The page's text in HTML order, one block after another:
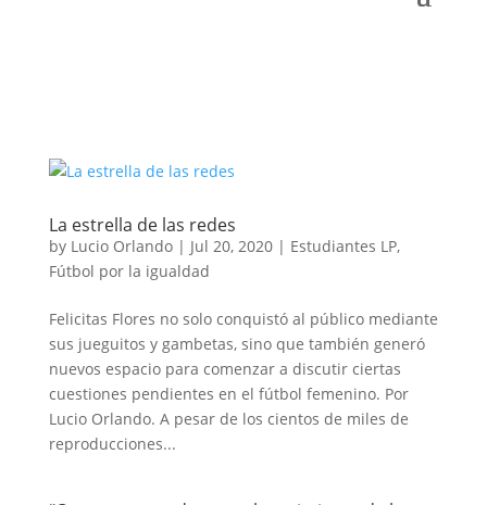
La estrella de las redes
by Lucio Orlando| Jul 20, 2020| Estudiantes LP,
Fútbol por la igualdad
Felicitas Flores no solo conquistó al público mediante
sus jueguitos y gambetas, sino que también generó
nuevos espacio para comenzar a discutir ciertas
cuestiones pendientes en el fútbol femenino. Por
Lucio Orlando. A pesar de los cientos de miles de
reproducciones...